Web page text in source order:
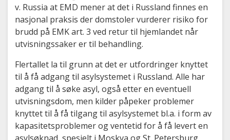
v. Russia at EMD mener at det i Russland finnes en
nasjonal praksis der domstoler vurderer risiko for
brudd på EMK art. 3 ved retur til hjemlandet når
utvisningssaker er til behandling.
Flertallet la til grunn at det er utfordringer knyttet
til å få adgang til asylsystemet i Russland. Alle har
adgang til å søke asyl, også etter en eventuell
utvisningsdom, men kilder påpeker problemer
knyttet til å få tilgang til asylsystemet bl.a. i form av
kapasitetsproblemer og ventetid for å få levert en